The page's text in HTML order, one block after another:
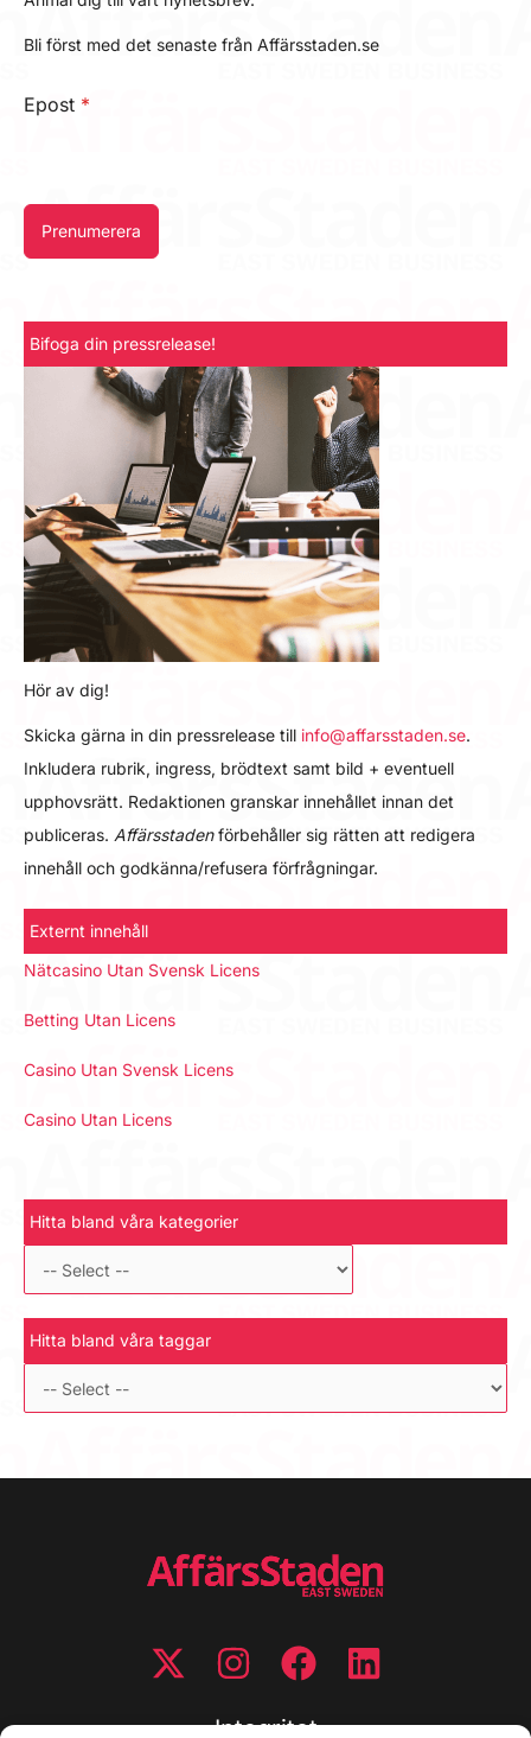
Bli först med det senaste från Affärsstaden.se
Epost *
Prenumerera
Bifoga din pressrelease!
Hör av dig!
Skicka gärna in din pressrelease till info@affarsstaden.se.
Inkludera rubrik, ingress, brödtext samt bild + eventuell
upphovsrätt. Redaktionen granskar innehållet innan det
publiceras. Affärsstadenförbehåller sig rätten att redigera
innehåll och godkänna/refusera förfrågningar.
Externt innehåll
Nätcasino Utan Svensk Licens
Betting Utan Licens
Casino Utan Svensk Licens
Casino Utan Licens
Hitta bland våra kategorier
Hitta bland våra taggar
Integritet